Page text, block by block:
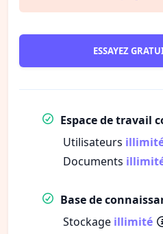
ESSAYEZ
Espace de travail
Utilisateurs
Documents
Base de
Stockage illimité